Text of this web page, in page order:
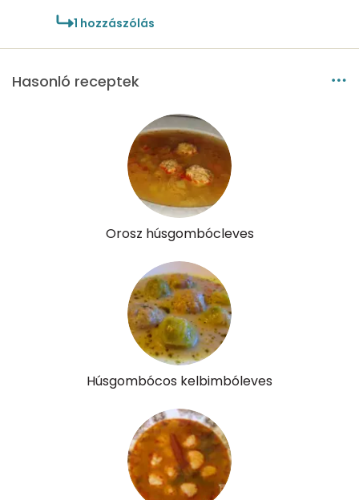
1 hozzászólás
Hasonló receptek
Orosz húsgombócleves
Húsgombócos kelbimbóleves